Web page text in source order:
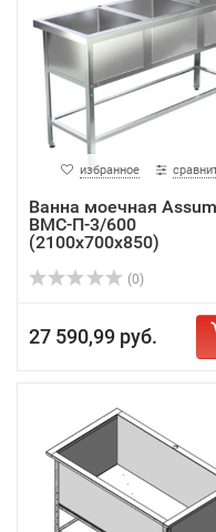
избранное
Ванна моечная Assum
ВМС-П-3/600
(2100х700х850)
(0)
27 590,99 руб.